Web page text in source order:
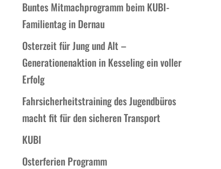
Buntes Mitmachprogramm beim KUBI-
Familientag in Dernau
Osterzeit für Jung und Alt –
Generationenaktion in Kesseling ein voller
Erfolg
Fahrsicherheitstraining des Jugendbüros
macht fit für den sicheren Transport
KUBI
Osterferien Programm